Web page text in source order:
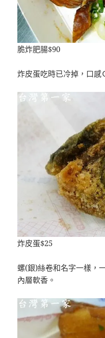
脆炸肥腸$90
炸皮蛋吃時已冷掉，口感
炸皮蛋$25
螺(銀)絲卷和名字一樣，
內層軟香。